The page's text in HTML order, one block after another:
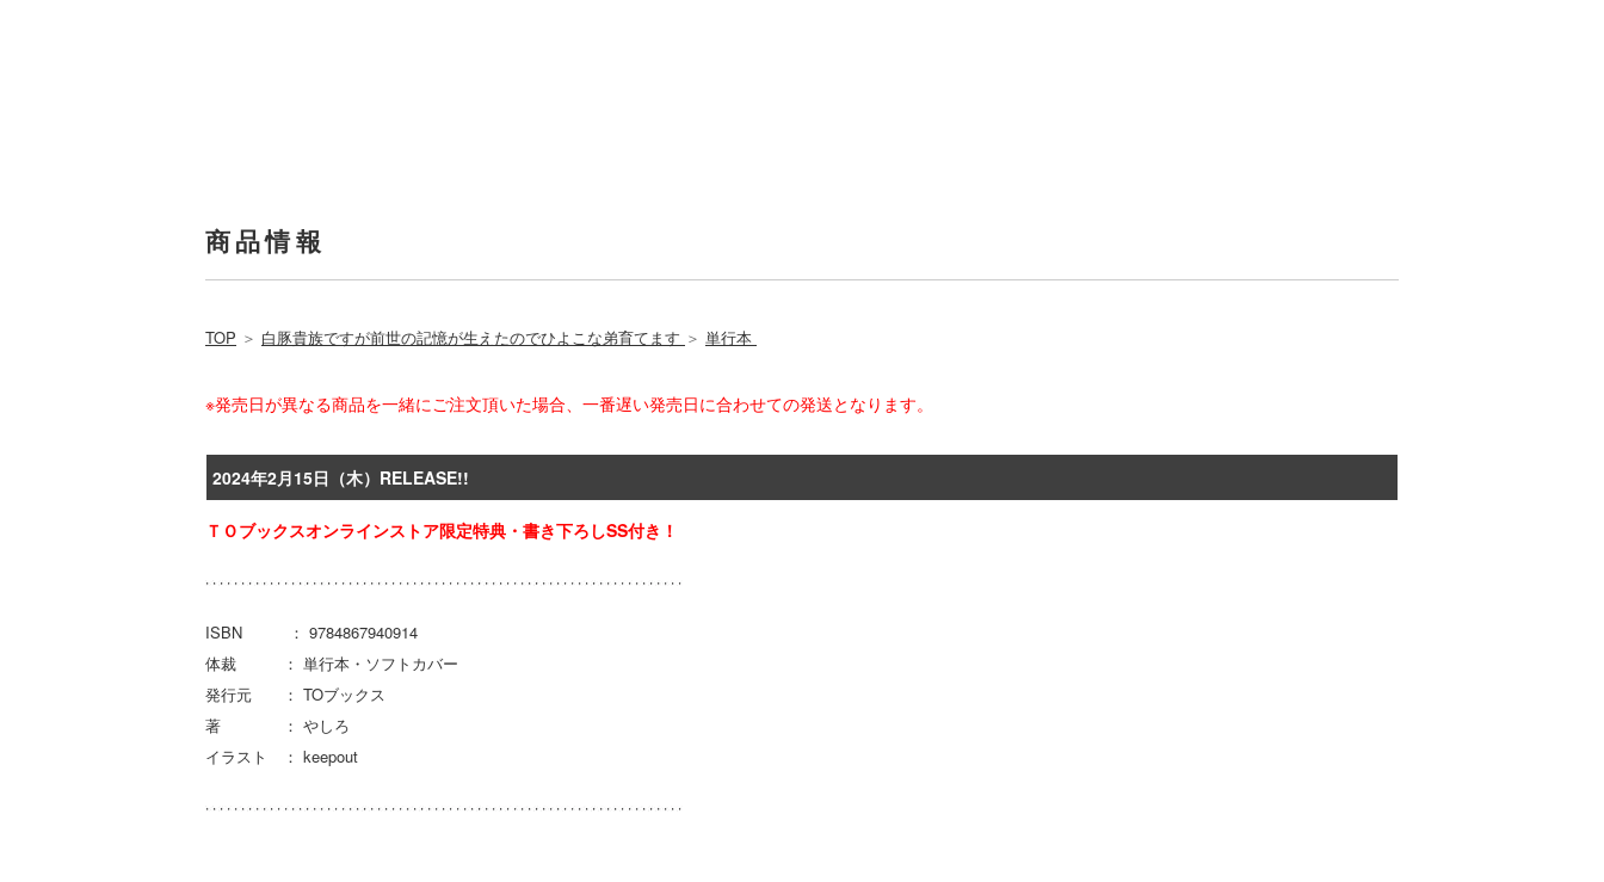
商品情報
TOP ＞ 白豚貴族ですが前世の記憶が生えたのでひよこな弟育てます ＞ 単行本
※発売日が異なる商品を一緒にご注文頂いた場合、一番遅い発売日に合わせての発送となります。
2024年2月15日（木）RELEASE!!
ＴＯブックスオンラインストア限定特典・書き下ろしSS付き！
ISBN ： 9784867940914
体裁 ： 単行本・ソフトカバー
発行元 ： TOブックス
著 ： やしろ
イラスト ： keepout